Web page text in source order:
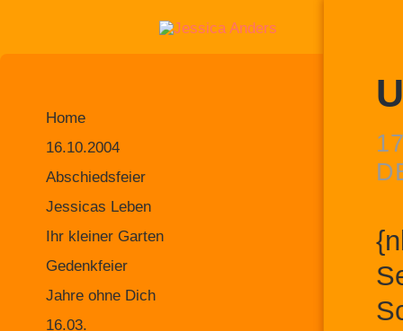
Home
16.10.2004
Abschiedsfeier
Jessicas Leben
Ihr kleiner Garten
Gedenkfeier
Jahre ohne Dich
16.03.